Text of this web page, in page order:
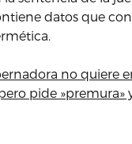
datos que
no quiere
pide »premura»